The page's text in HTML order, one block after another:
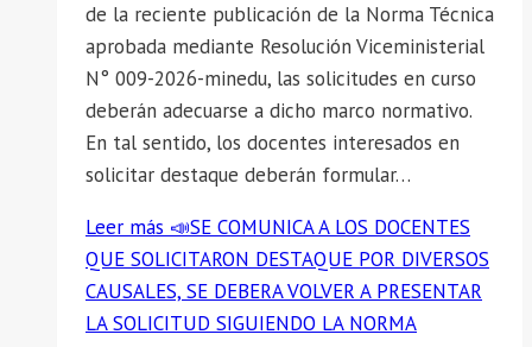
de la reciente publicación de la Norma Técnica
aprobada mediante Resolución Viceministerial
N° 009-2026-minedu, las solicitudes en curso
deberán adecuarse a dicho marco normativo.
En tal sentido, los docentes interesados en
solicitar destaque deberán formular…
Leer más 📣SE COMUNICA A LOS DOCENTES
QUE SOLICITARON DESTAQUE POR DIVERSOS
CAUSALES, SE DEBERA VOLVER A PRESENTAR
LA SOLICITUD SIGUIENDO LA NORMA